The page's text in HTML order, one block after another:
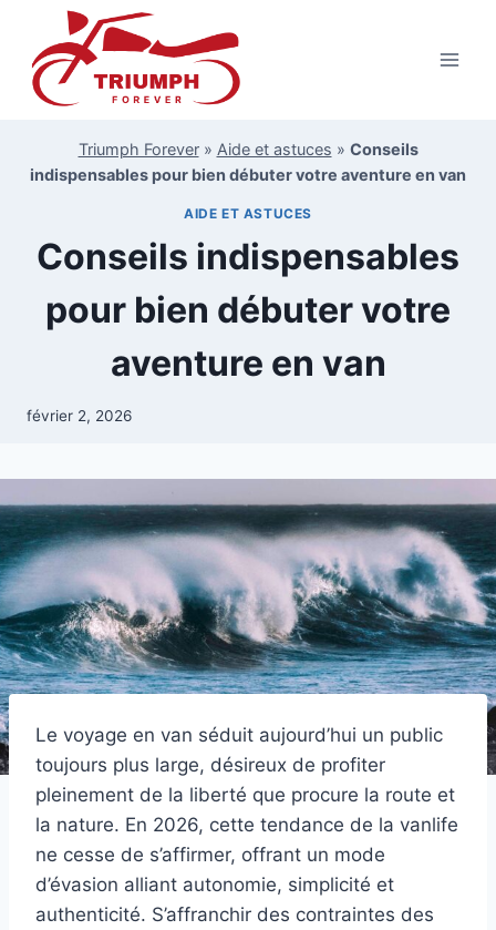
contenu
Triumph Forever» Aide et astuces » Conseils
indispensables pour bien débuter votre aventure en van
AIDE ET ASTUCES
Conseils indispensables
pour bien débuter votre
aventure en van
février 2, 2026
Le voyage en van séduit aujourd’hui un public
toujours plus large, désireux de profiter
pleinement de la liberté que procure la route et
la nature. En 2026, cette tendance de la vanlife
ne cesse de s’affirmer, offrant un mode
d’évasion alliant autonomie, simplicité et
authenticité. S’affranchir des contraintes des